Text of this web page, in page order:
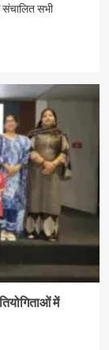
सभी
में